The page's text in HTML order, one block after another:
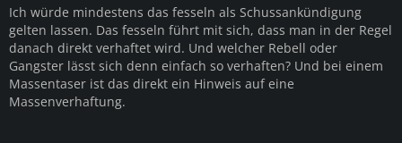
Ich würde mindestens das fesseln als Schussankündigung
gelten lassen. Das fesseln führt mit sich, dass man in der Regel
danach direkt verhaftet wird. Und welcher Rebell oder
Gangster lässt sich denn einfach so verhaften? Und bei einem
Massentaser ist das direkt ein Hinweis auf eine
Massenverhaftung.